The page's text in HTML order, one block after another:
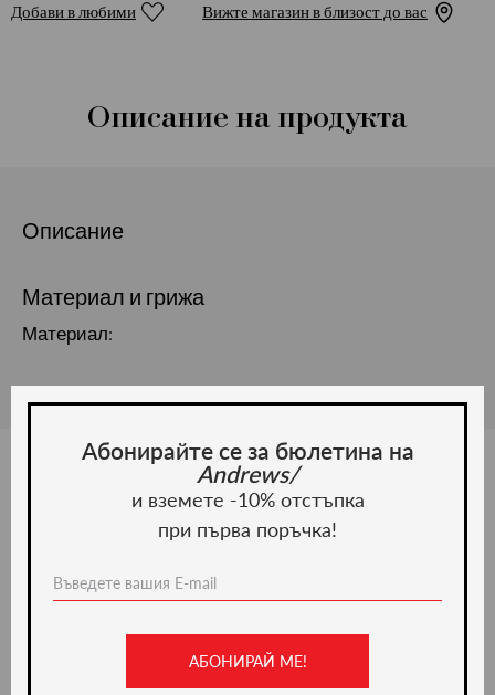
Добави в любими Вижте магазин в близост до вас
Описание на продукта
Описание
Материал и грижа
Материал:
Ние препоръчваме
-20%
Абонирайте се за бюлетина на
Andrews/
и вземете -10% отстъпка
при първа поръчка!
АБОНИРАЙ МЕ!